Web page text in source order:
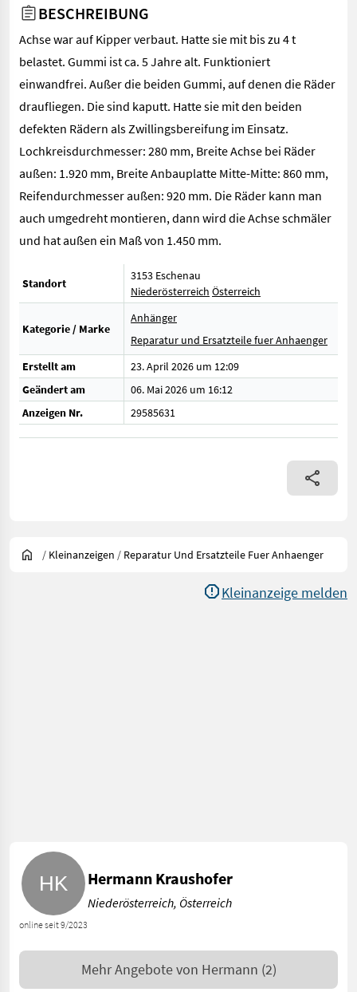
BESCHREIBUNG
Achse war auf Kipper verbaut. Hatte sie mit bis zu 4 t
belastet. Gummi ist ca. 5 Jahre alt. Funktioniert
einwandfrei. Außer die beiden Gummi, auf denen die Räder
draufliegen. Die sind kaputt. Hatte sie mit den beiden
defekten Rädern als Zwillingsbereifung im Einsatz.
Lochkreisdurchmesser: 280 mm, Breite Achse bei Räder
außen: 1.920 mm, Breite Anbauplatte Mitte-Mitte: 860 mm,
Reifendurchmesser außen: 920 mm. Die Räder kann man
auch umgedreht montieren, dann wird die Achse schmäler
und hat außen ein Maß von 1.450 mm.
Standort
3153 Eschenau
Niederösterreich Österreich
Kategorie / Marke
Anhänger
Reparatur und Ersatzteile fuer Anhaenger
Erstellt am
23. April 2026 um 12:09
Geändert am
06. Mai 2026 um 16:12
Anzeigen Nr.
29585631
/ Kleinanzeigen / Reparatur Und Ersatzteile Fuer Anhaenger
Kleinanzeige melden
online seit 9/2023
Hermann Kraushofer
Niederösterreich, Österreich
Mehr Angebote von Hermann (2)